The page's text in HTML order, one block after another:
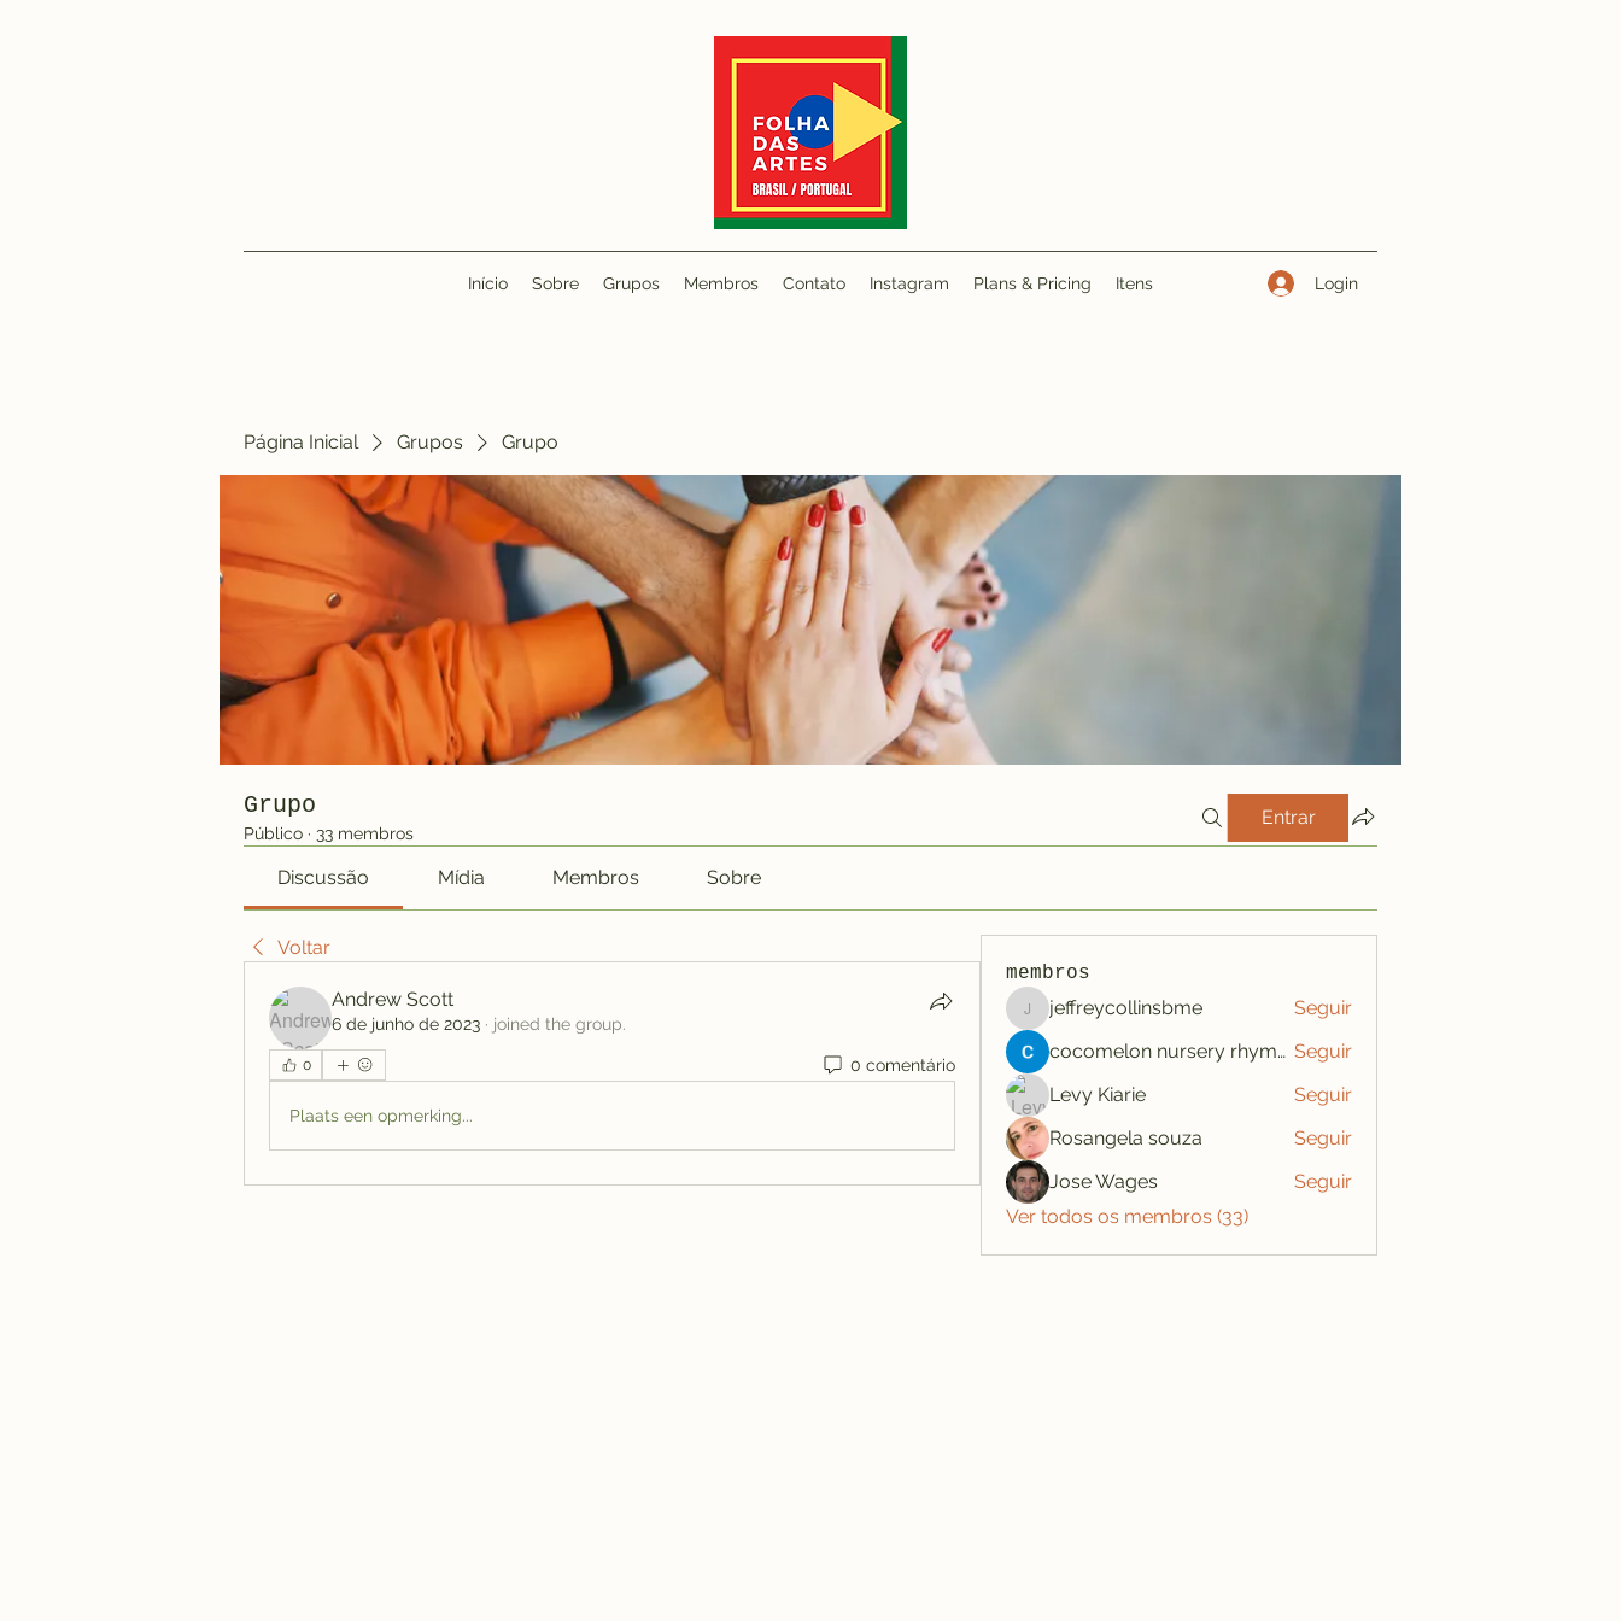
Início Sobre Grupos Membros Contato Instagram Plans & Pricing Itens Login
Página Inicial Grupos Grupo
Grupo
Público · 33 membros
Entrar
Discussão Mídia Membros Sobre
Voltar
Andrew Scott
6 de junho de 2023 · joined the group.
0 0 comentário
Plaats een opmerking...
membros
jeffreycollinsbme
jeffreycollinsbme
Seguir
cocomelon nursery rhymes Seguir
Levy Kiarie
Seguir
Rosangela souza
Seguir
Jose Wages
Seguir
Ver todos os membros (33)